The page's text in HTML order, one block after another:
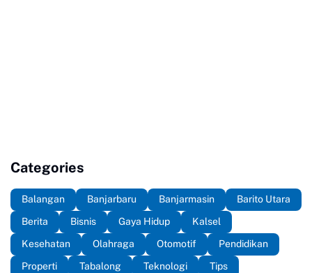
Categories
Balangan Banjarbaru Banjarmasin
Barito Utara
Berita
Bisnis Gaya Hidup
Kalsel
Kesehatan
Olahraga Otomotif
Pendidikan
Properti
Tabalong Teknologi
Tips